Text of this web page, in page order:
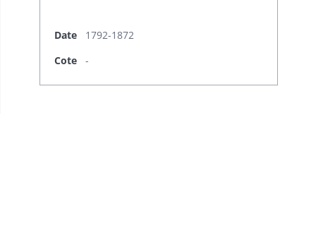
Date
1792-1872
Cote
-